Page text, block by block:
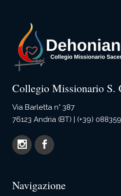
Collegio Missionario S.
Via Barletta n° 387
76123 Andria (BT) | (+39)
Navigazione